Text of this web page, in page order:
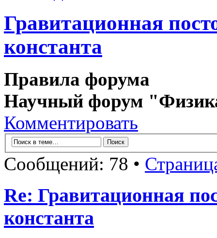
Гравитационная
константа
Правила форума
Научный форум
Комментировать
Сообщений: 78 •
Re: Гравитационная
константа